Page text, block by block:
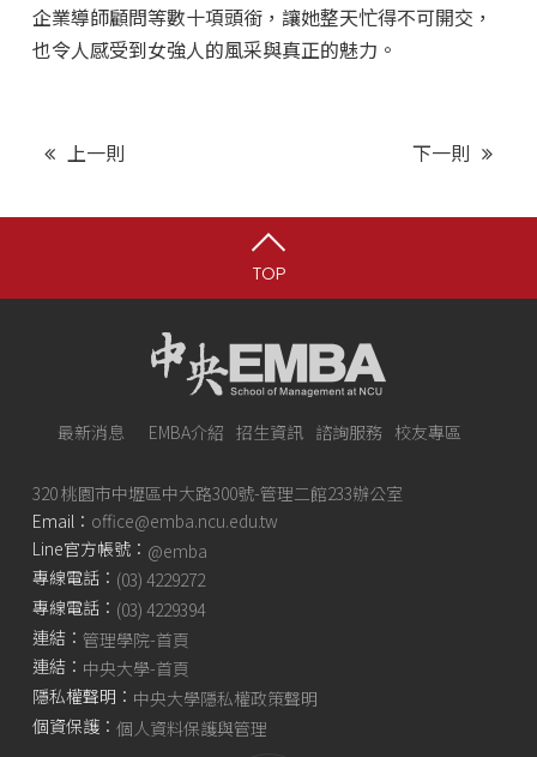
企業導師顧問等數十項頭銜，讓她整天忙得不可開交，
也令人感受到女強人的風采與真正的魅力。
上一則 下一則
TOP
最新消息 EMBA介紹 招生資訊 諮詢服務 校友專區
320 桃園市中壢區中大路300號-管理二館233辦公室
Email： office@emba.ncu.edu.tw
Line官方帳號： @emba
專線電話： (03) 4229272
專線電話： (03) 4229394
連結： 管理學院-首頁
連結： 中央大學-首頁
隱私權聲明： 中央大學隱私權政策聲明
個資保護： 個人資料保護與管理